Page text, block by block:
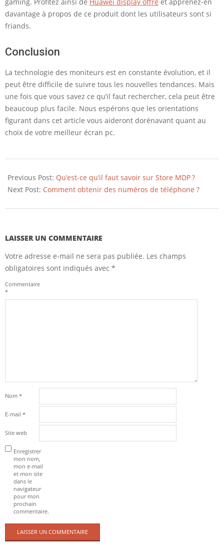
davantage à propos de ce produit dont les utilisateurs sont si
friands.
Conclusion
La technologie des moniteurs est en constante évolution, et il
peut être difficile de suivre tous les nouvelles tendances. Mais
une fois que vous savez ce qu’il faut rechercher, cela peut être
beaucoup plus facile. Nous espérons que les orientations
figurant dans cet article vous aideront dorénavant quant au
choix de votre meilleur écran pc.
06-
09
Previous Post: Qu’est-ce qu’il faut savoir sur Store MDP ?
Next Post: Comment obtenir des numéros de téléphone ?
LAISSER UN COMMENTAIRE
Votre adresse e-mail ne sera pas publiée. Les champs
obligatoires sont indiqués avec *
Commentaire
*
Nom *
E-mail *
Site web
Enregistrer
mon nom,
mon e-mail
et mon site
dans le
navigateur
pour mon
prochain
commentaire.